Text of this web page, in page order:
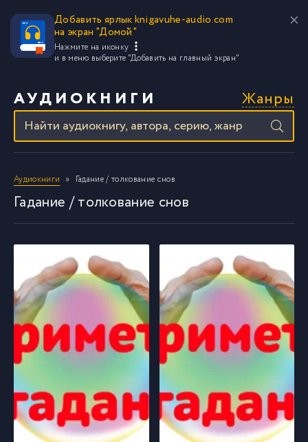
Добавить ярлык knigavuhe-audio.com
на экран "Домой"
Нажмите на иконку
и в меню выберите "Добавить на главный экран"
АУДИОКНИГИ Жанры
Аудиокниги Гадание / толкование снов
Гадание / толкование снов